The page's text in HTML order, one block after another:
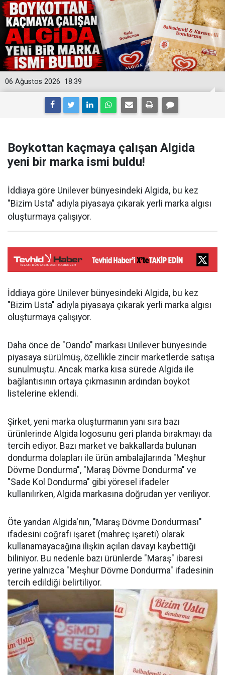
18:39
06 Ağustos 2026
Boykottan kaçmaya çalışan Algida
yeni bir marka ismi buldu!
İddiaya göre Unilever bünyesindeki Algida, bu kez
"Bizim Usta" adıyla piyasaya çıkarak yerli marka algısı
oluşturmaya çalışıyor.
İddiaya göre Unilever bünyesindeki Algida, bu kez
"Bizim Usta" adıyla piyasaya çıkarak yerli marka algısı
oluşturmaya çalışıyor.
Daha önce de "Oando" markası Unilever bünyesinde
piyasaya sürülmüş, özellikle zincir marketlerde satışa
sunulmuştu. Ancak marka kısa sürede Algida ile
bağlantısının ortaya çıkmasının ardından boykot
listelerine eklendi.
Şirket, yeni marka oluşturmanın yanı sıra bazı
ürünlerinde Algida logosunu geri planda bırakmayı da
tercih ediyor. Bazı market ve bakkallarda bulunan
dondurma dolapları ile ürün ambalajlarında "Meşhur
Dövme Dondurma", "Maraş Dövme Dondurma" ve
"Sade Kol Dondurma" gibi yöresel ifadeler
kullanılırken, Algida markasına doğrudan yer veriliyor.
Öte yandan Algida'nın, "Maraş Dövme Dondurması"
ifadesini coğrafi işaret (mahreç işareti) olarak
kullanamayacağına ilişkin açılan davayı kaybettiği
biliniyor. Bu nedenle bazı ürünlerde "Maraş" ibaresi
yerine yalnızca "Meşhur Dövme Dondurma" ifadesinin
tercih edildiği belirtiliyor.